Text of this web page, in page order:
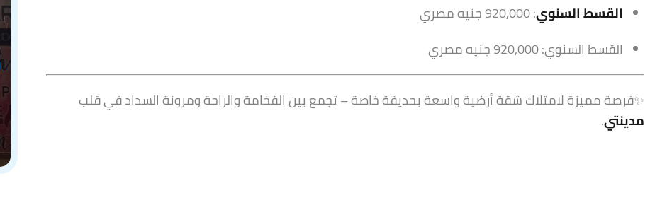
القسط السنوي: 920,000 جنيه مصري
القسط السنوي: 920,000 جنيه مصري
✨فرصة مميزة لامتلاك شقة أرضية واسعة بحديقة خاصة – تجمع بين الفخامة والراحة ومرونة السداد في قلب
مدينتي.